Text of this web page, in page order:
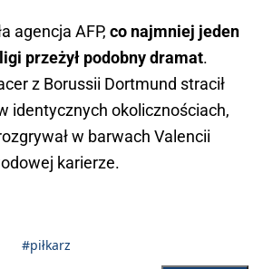
agencja AFP, co najmniej jeden
przeżył podobny dramat.
z Borussii Dortmund stracił
identycznych okolicznościach,
w barwach Valencii
karierze.
#piłkarz